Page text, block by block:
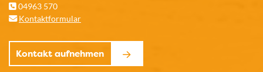
04963 570
Kontaktformular
Kontakt aufnehmen